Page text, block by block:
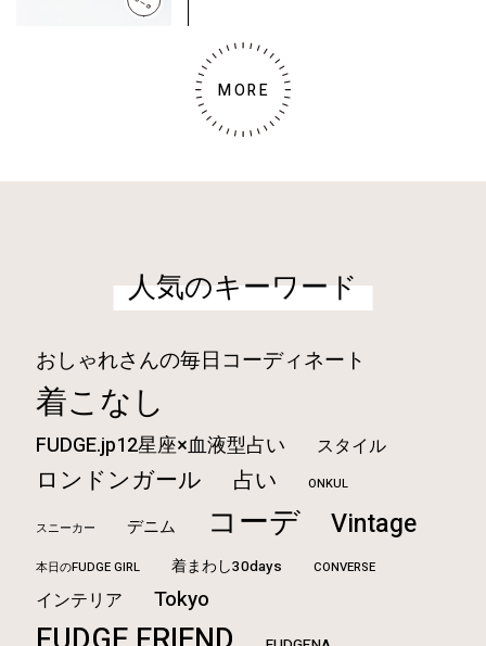
MORE
人気のキーワード
おしゃれさんの毎日コーディネート
着こなし
FUDGE.jp12星座×血液型占い スタイル
ロンドンガール 占い ONKUL
スニーカー デニム コーデ Vintage
本日のFUDGE GIRL 着まわし30days CONVERSE
インテリア Tokyo